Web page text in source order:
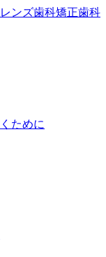
ために